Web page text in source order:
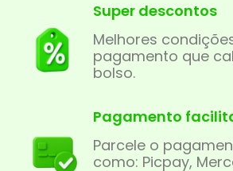
Super descontos
Melhores
pagamento que
bolso.
Pagamento
Parcele o
como: Picpay,